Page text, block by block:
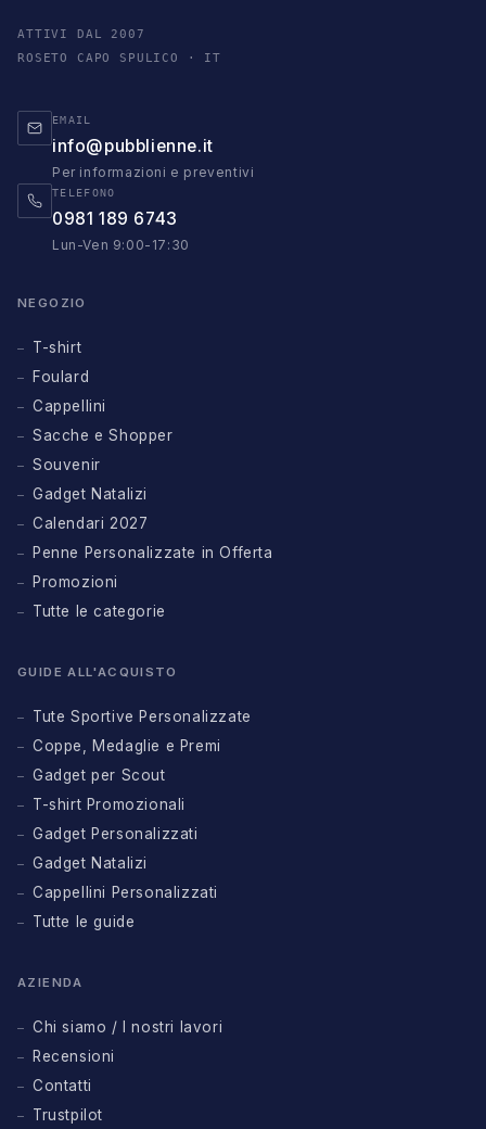
ATTIVI DAL 2007
ROSETO CAPO SPULICO · IT
EMAIL
info@pubblienne.it
Per informazioni e preventivi
TELEFONO
0981 189 6743
Lun-Ven 9:00-17:30
NEGOZIO
T-shirt
Foulard
Cappellini
Sacche e Shopper
Souvenir
Gadget Natalizi
Calendari 2027
Penne Personalizzate in Offerta
Promozioni
Tutte le categorie
GUIDE ALL'ACQUISTO
Tute Sportive Personalizzate
Coppe, Medaglie e Premi
Gadget per Scout
T-shirt Promozionali
Gadget Personalizzati
Gadget Natalizi
Cappellini Personalizzati
Tutte le guide
AZIENDA
Chi siamo / I nostri lavori
Recensioni
Contatti
Trustpilot